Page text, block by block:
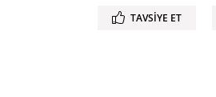
TAVSIYE ET